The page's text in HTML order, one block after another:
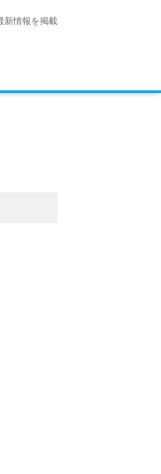
新情報を掲載